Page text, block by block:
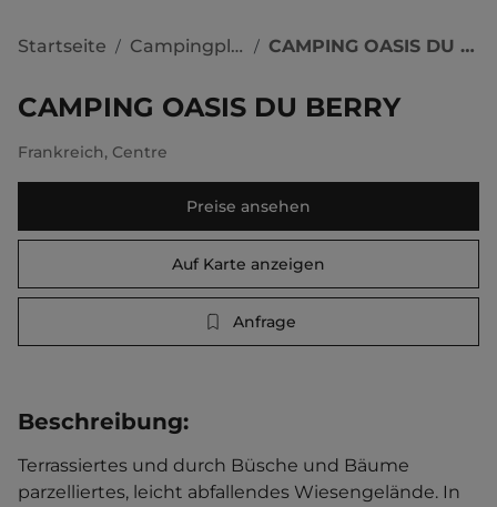
Startseite / Campingplätze / CAMPING OASIS DU BERRY
CAMPING OASIS DU BERRY
Frankreich, Centre
Preise ansehen
Auf Karte anzeigen
Anfrage
Beschreibung:
Terrassiertes und durch Büsche und Bäume
parzelliertes, leicht abfallendes Wiesengelände. In